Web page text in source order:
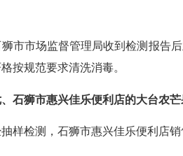
市市场监督管理局收到检测报告
按规范要求清洗消毒。
石狮市惠兴佳乐便利店的大台农芒
样检测，石狮市惠兴佳乐便利店